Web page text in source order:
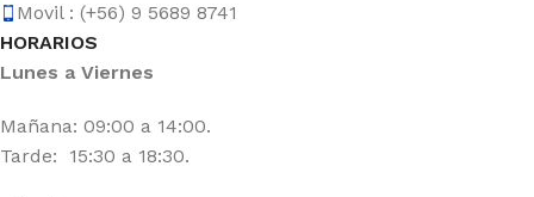
Movil : (+56) 9 5689 8741
HORARIOS
Lunes a Viernes
Mañana: 09:00 a 14:00.
Tarde: 15:30 a 18:30.